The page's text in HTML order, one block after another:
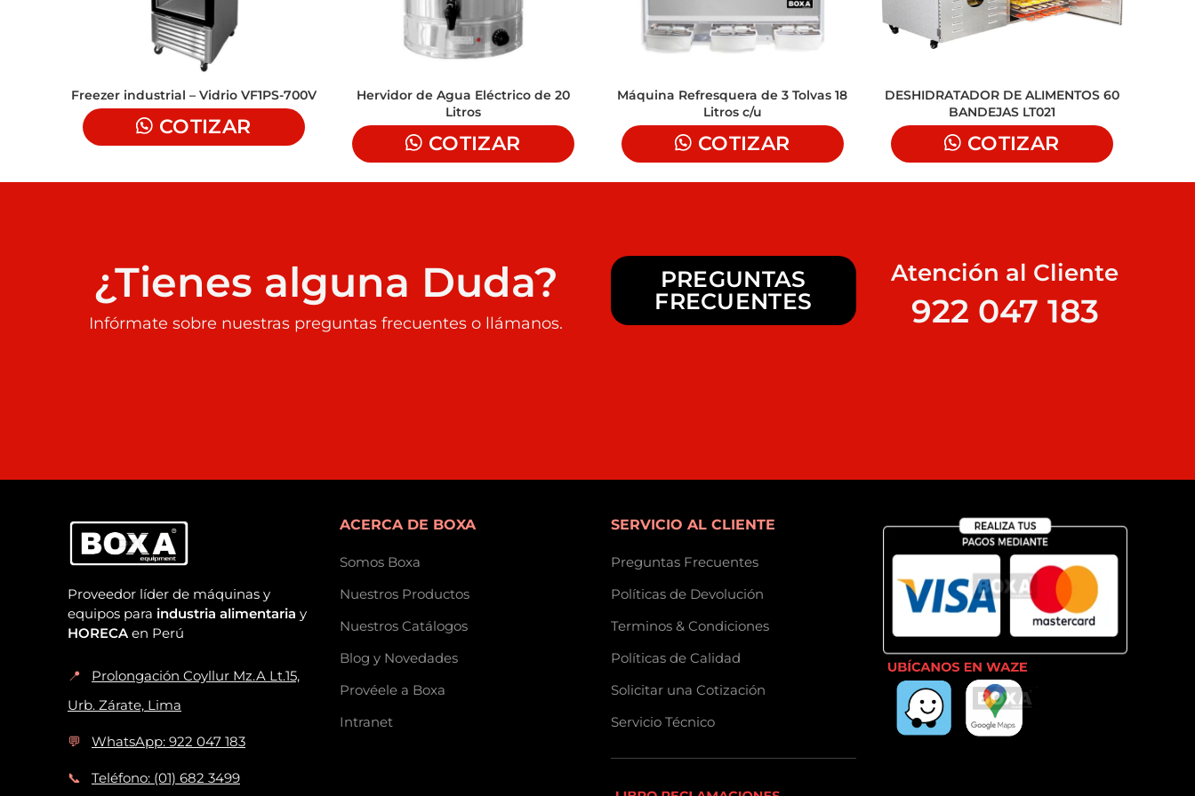
Freezer industrial – Vidrio VF1PS-700V
COTIZAR
Hervidor de Agua Eléctrico de 20
Litros
COTIZAR
Máquina Refresquera de 3 Tolvas 18
Litros c/u
COTIZAR
DESHIDRATADOR DE ALIMENTOS 60
BANDEJAS LT021
COTIZAR
¿Tienes alguna Duda?
Infórmate sobre nuestras preguntas frecuentes o llámanos.
PREGUNTAS
FRECUENTES
Atención al Cliente
922 047 183
Proveedor líder de máquinas y
equipos para industria alimentaria y
HORECA en Perú
📍
Prolongación Coyllur Mz.A Lt.15,
Urb. Zárate, Lima
💬 WhatsApp: 922 047 183
📞 Teléfono: (01) 682 3499
ACERCA DE BOXA
Somos Boxa
Nuestros Productos
Nuestros Catálogos
Blog y Novedades
Provéele a Boxa
Intranet
SERVICIO AL CLIENTE
Preguntas Frecuentes
Políticas de Devolución
Terminos & Condiciones
Políticas de Calidad
Solicitar una Cotización
Servicio Técnico